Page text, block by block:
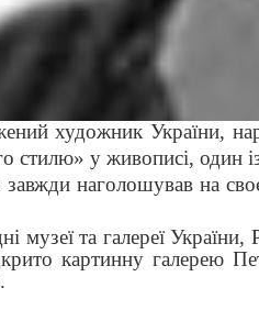
художник України,
стилю» у живописі, один
наголошував на
та галереї України,
картинну галерею